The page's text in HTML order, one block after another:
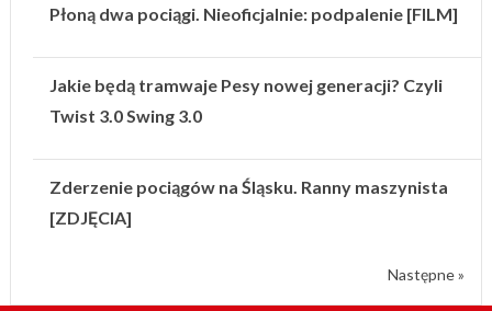
Płoną dwa pociągi. Nieoficjalnie: podpalenie [FILM]
Jakie będą tramwaje Pesy nowej generacji? Czyli
Twist 3.0 Swing 3.0
Zderzenie pociągów na Śląsku. Ranny maszynista
[ZDJĘCIA]
Następne »